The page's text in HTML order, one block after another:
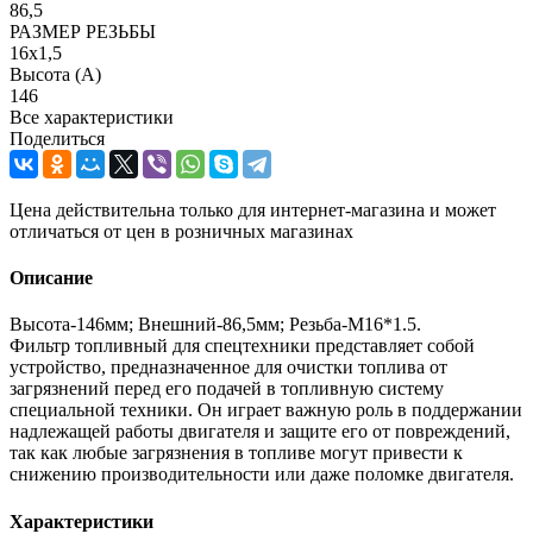
86,5
РАЗМЕР РЕЗЬБЫ
16x1,5
Высота (А)
146
Все характеристики
Поделиться
Цена действительна только для интернет-магазина и может
отличаться от цен в розничных магазинах
Описание
Высота-146мм; Внешний-86,5мм; Резьба-M16*1.5.
Фильтр топливный для спецтехники представляет собой
устройство, предназначенное для очистки топлива от
загрязнений перед его подачей в топливную систему
специальной техники. Он играет важную роль в поддержании
надлежащей работы двигателя и защите его от повреждений,
так как любые загрязнения в топливе могут привести к
снижению производительности или даже поломке двигателя.
Характеристики